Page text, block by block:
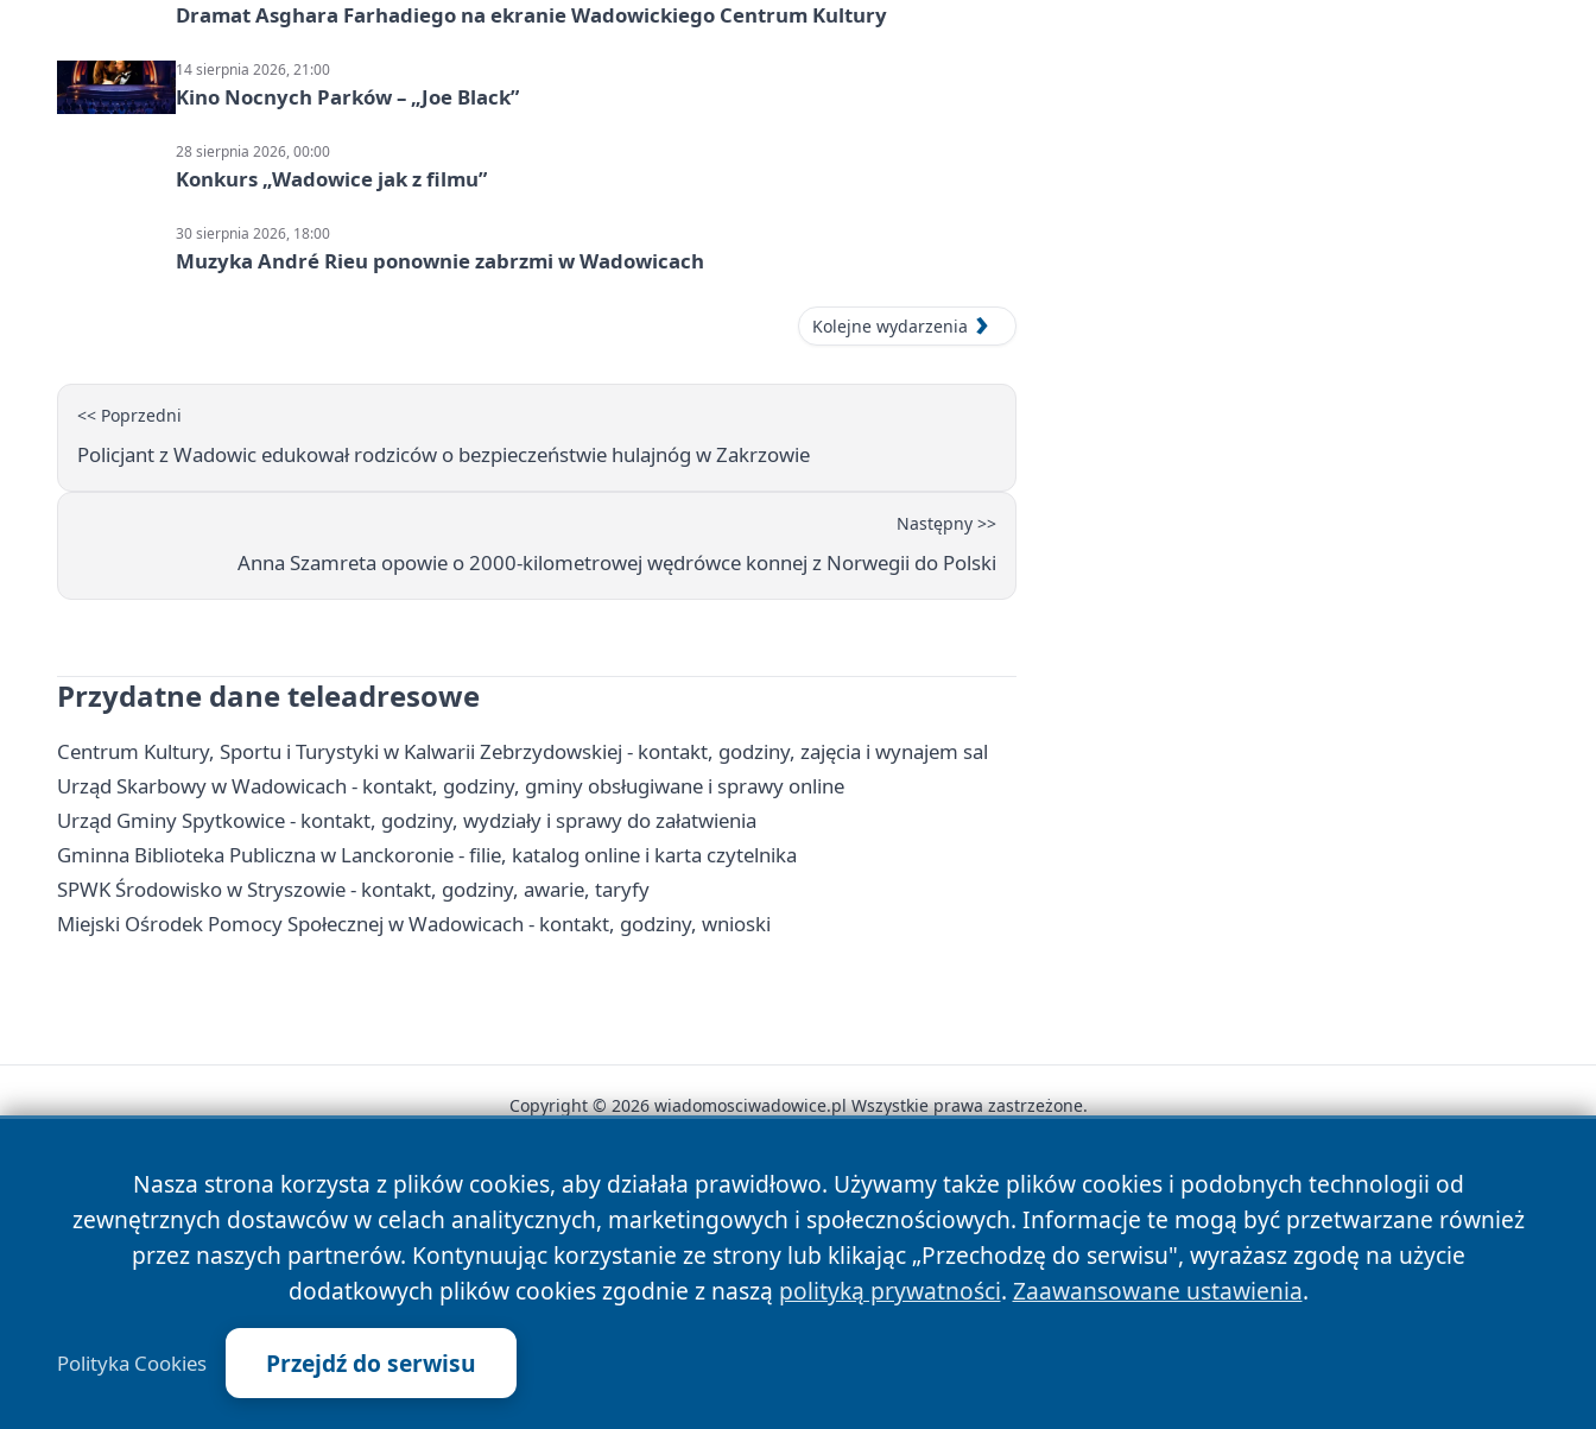
Dramat Asghara Farhadiego na ekranie Wadowickiego Centrum Kultury
14 sierpnia 2026, 21:00
Kino Nocnych Parków – „Joe Black”
28 sierpnia 2026, 00:00
Konkurs „Wadowice jak z filmu”
30 sierpnia 2026, 18:00
Muzyka André Rieu ponownie zabrzmi w Wadowicach
Kolejne wydarzenia
<< Poprzedni
Policjant z Wadowic edukował rodziców o bezpieczeństwie hulajnóg w Zakrzowie
Następny >>
Anna Szamreta opowie o 2000-kilometrowej wędrówce konnej z Norwegii do Polski
Przydatne dane teleadresowe
Centrum Kultury, Sportu i Turystyki w Kalwarii Zebrzydowskiej - kontakt, godziny, zajęcia i wynajem sal
Urząd Skarbowy w Wadowicach - kontakt, godziny, gminy obsługiwane i sprawy online
Urząd Gminy Spytkowice - kontakt, godziny, wydziały i sprawy do załatwienia
Gminna Biblioteka Publiczna w Lanckoronie - filie, katalog online i karta czytelnika
SPWK Środowisko w Stryszowie - kontakt, godziny, awarie, taryfy
Miejski Ośrodek Pomocy Społecznej w Wadowicach - kontakt, godziny, wnioski
Nasza strona korzysta z plików cookies, aby działała prawidłowo. Używamy także plików cookies i podobnych technologii od
zewnętrznych dostawców w celach analitycznych, marketingowych i społecznościowych. Informacje te mogą być przetwarzane również
przez naszych partnerów. Kontynuując korzystanie ze strony lub klikając „Przechodzę do serwisu", wyrażasz zgodę na użycie
dodatkowych plików cookies zgodnie z naszą polityką prywatności. Zaawansowane ustawienia.
Polityka Cookies Przejdź do serwisu
Copyright © 2026 wiadomosciwadowice.pl Wszystkie prawa zastrzeżone.
News Autorzy Polityka Prywatności Polityka Cookies